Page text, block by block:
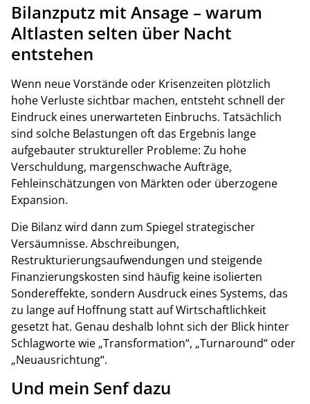
Bilanzputz mit Ansage – warum
Altlasten selten über Nacht
entstehen
Wenn neue Vorstände oder Krisenzeiten plötzlich
hohe Verluste sichtbar machen, entsteht schnell der
Eindruck eines unerwarteten Einbruchs. Tatsächlich
sind solche Belastungen oft das Ergebnis lange
aufgebauter struktureller Probleme: Zu hohe
Verschuldung, margenschwache Aufträge,
Fehleinschätzungen von Märkten oder überzogene
Expansion.
Die Bilanz wird dann zum Spiegel strategischer
Versäumnisse. Abschreibungen,
Restrukturierungsaufwendungen und steigende
Finanzierungskosten sind häufig keine isolierten
Sondereffekte, sondern Ausdruck eines Systems, das
zu lange auf Hoffnung statt auf Wirtschaftlichkeit
gesetzt hat. Genau deshalb lohnt sich der Blick hinter
Schlagworte wie „Transformation“, „Turnaround“ oder
„Neuausrichtung“.
Und mein Senf dazu